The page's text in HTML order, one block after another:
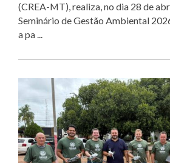
(CREA-MT), realiza, no dia 28 de
Seminário de Gestão Ambiental
a pa ...